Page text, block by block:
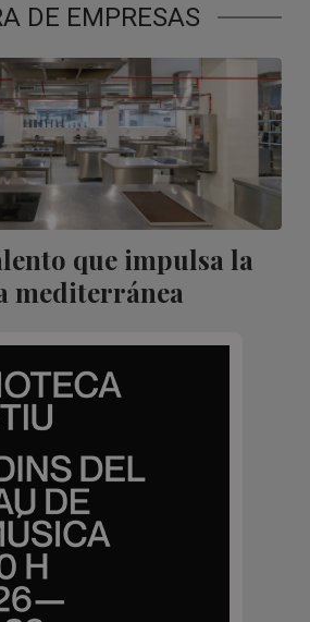
DE EMPRESAS
que impulsa la
mediterránea